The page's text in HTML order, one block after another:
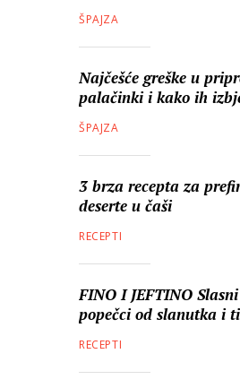
ŠPAJZA
Najčešće greške u
palačinki i kako ih
ŠPAJZA
3 brza recepta za
deserte u čaši
RECEPTI
FINO I JEFTINO Slasni
popečci od slanutka i
RECEPTI